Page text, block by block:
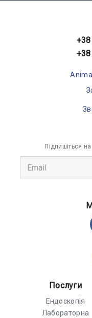
Підпишіться
Послуги
Ендоскопія
Лабораторна